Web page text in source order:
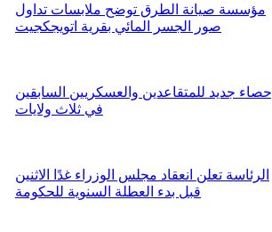
مؤسسة صيانة الطرق توضح ملابسات تداول
صور الجسر المائي بقرية اتويجكجيت
إحصاء جديد للمتقاعدين والعسكريين السابقين
في ثلاث ولايات
الرئاسة تعلن انعقاد مجلس الوزراء غدًا الاثنين
قبل بدء العطلة السنوية للحكومة